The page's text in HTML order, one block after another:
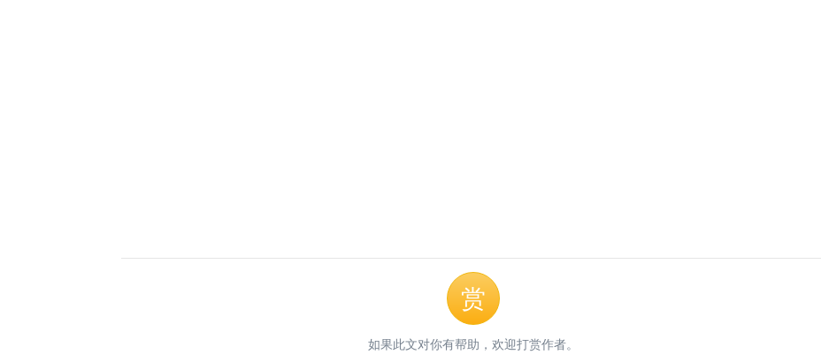
赏
如果此文对你有帮助，欢迎打赏作者。